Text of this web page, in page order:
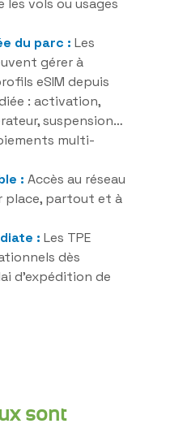
les vols ou usages
du parc : Les
gérer à
eSIM depuis
: activation,
suspension…
multi-
: Accès au réseau
place, partout et à
: Les TPE
dès
d’expédition de
sont